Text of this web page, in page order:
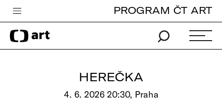
Česká televize
Zpravodajství
PROGRAM ČT ART
HEREČKA
4. 6. 2026 20:30, Praha